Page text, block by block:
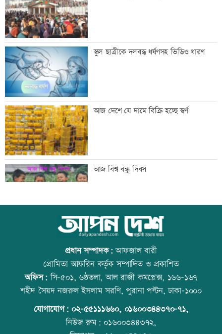
মেয়েদের আপত্তিকর ছবি তুলে বয়ফ্রেন্ডকে
পাঠাতেন ইবি ছাত্রী
যুবদল নেতার মরদেহ উদ্ধার
ইতালিতে ঢাকাগামী বিমানে আটকা আড়াই
শতাধিক যাত্রী
বাকৃবিতে শুরু হচ্ছে প্রাণী চিকিৎসক-
গবেষকদের বৈজ্ঞানিক সম্মেলন
বন্দরে বিস্ফোরণে একই পরিবারের ৩ জন দগ্ধ
স্কুল ছাত্রীকে দলবদ্ধ ধর্ষণসহ ভিডিও ধারণ
আজ দেশে যে দামে বিক্রি হচ্ছে স্বর্ণ
আজ বিশ্ব বন্ধু দিবস
উত্থান-পতনের বাজারে আজ স্বর্ণের ভরি কত
কোরআন-হাদিসে নামাজ না পড়ার শাস্তি
প্রধান সম্পাদক:আফজাল বারী
প্রোমিতা আফরিন কর্তৃক সম্পাদিত ও প্রকাশিত
অফিস:সি-৫০১, ৬ষ্ঠতলা, আল রাজী কমপ্লেক্স, ১৬৬-১৬৭
শহীদ সৈয়দ নজরুল ইসলাম সরণি, পুরানা পল্টন, ঢাকা-১০০০
যোগাযোগ: ০২-৫৫১১১৬৬০, ০১৬০০৩৪৪৩৭০-৭১,
নিউজ রুম:০১৬০০৩৪৪৩৭২,